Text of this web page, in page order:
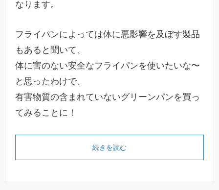
なります。
フライパンによっては体に悪影響を及ぼす製品
もあると聞いて、
体に害のない安全なフライパンを使いたいな〜
と思ったわけで、
有害物質の含まれていないグリーンパンを買っ
てみることに！
続きを読む